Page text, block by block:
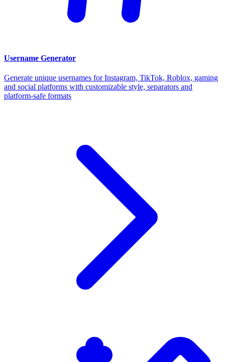
Username Generator
Generate unique usernames for Instagram, TikTok, Roblox, gaming
and social platforms with customizable style, separators and
platform-safe formats